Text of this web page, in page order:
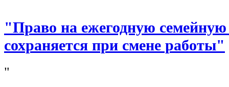
"Право на ежегодную
сохраняется при смене работы"
"